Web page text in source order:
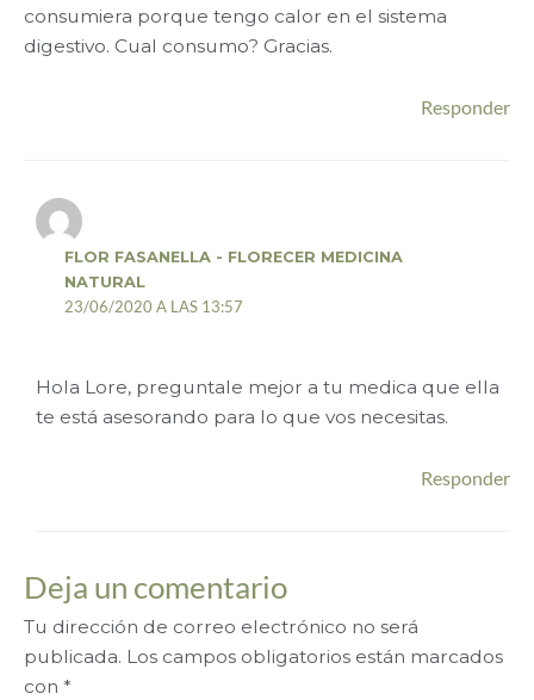
consumiera porque tengo calor en el sistema
digestivo. Cual consumo? Gracias.
Responder
FLOR FASANELLA - FLORECER MEDICINA
NATURAL
23/06/2020 A LAS 13:57
Hola Lore, preguntale mejor a tu medica que ella
te está asesorando para lo que vos necesitas.
Responder
Deja un comentario
Tu dirección de correo electrónico no será
publicada. Los campos obligatorios están marcados
con *